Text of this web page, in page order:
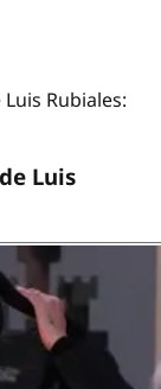
Rubiales:
Luis